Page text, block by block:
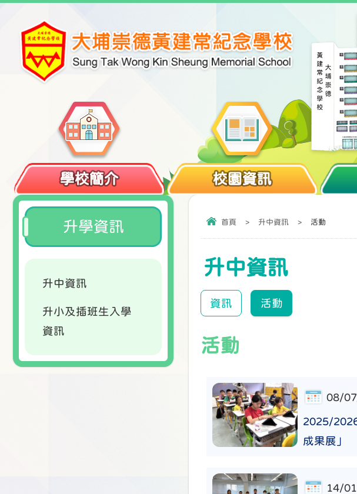
學校簡介 校園資訊
首頁 > 升中資訊 > 活動
升中資訊
資訊 活動
活動
08/
2025/
成果展」
14/
升學資訊
升中資訊
升小及插班生入學
資訊